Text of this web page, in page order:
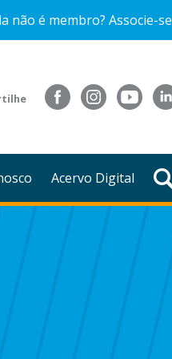
não é membro? Associe-se
Acervo Digital